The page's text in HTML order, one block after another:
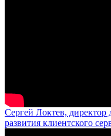
Сергей Локтев, директор
развития клиентского